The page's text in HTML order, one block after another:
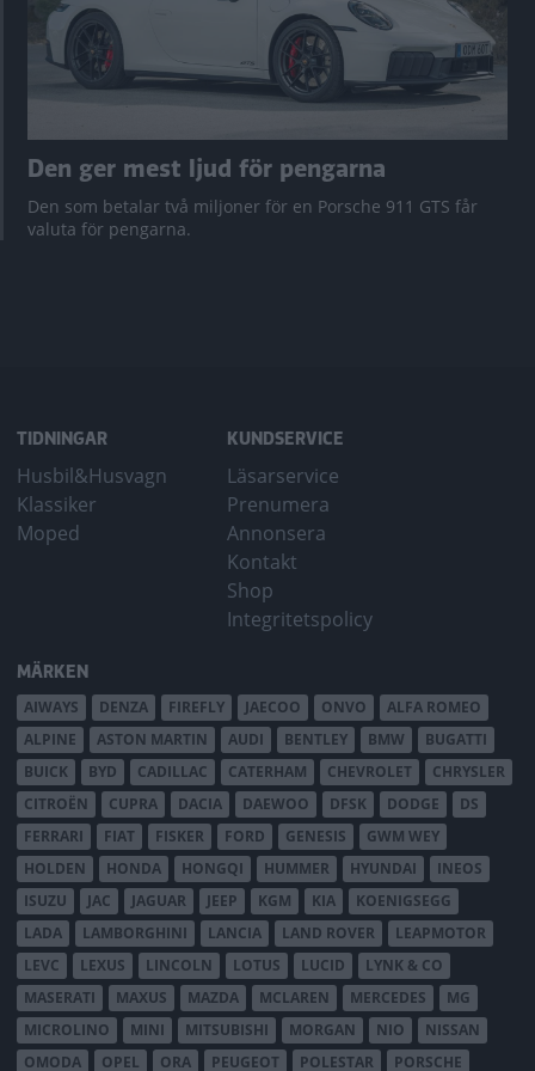
Den ger mest ljud för pengarna
Den som betalar två miljoner för en Porsche 911 GTS får
valuta för pengarna.
TIDNINGAR
Husbil&Husvagn
Klassiker
Moped
KUNDSERVICE
Läsarservice
Prenumera
Annonsera
Kontakt
Shop
Integritetspolicy
MÄRKEN
AIWAYS DENZA FIREFLY JAECOO ONVO
ALFA ROMEO
ALPINE
ASTON MARTIN AUDI BENTLEY BMW
BUGATTI
BUICK
BYD CADILLAC CATERHAM CHEVROLET
CHRYSLER
CITROËN
CUPRA DACIA DAEWOO DFSK DODGE
DS
FERRARI
FIAT FISKER FORD GENESIS
GWM WEY
HOLDEN
HONDA HONGQI HUMMER HYUNDAI
INEOS
ISUZU
JAC JAGUAR JEEP KGM KIA
KOENIGSEGG
LADA
LAMBORGHINI LANCIA LAND ROVER
LEAPMOTOR
LEVC
LEXUS LINCOLN LOTUS LUCID
LYNK & CO
MASERATI
MAXUS MAZDA MCLAREN MERCEDES
MG
MICROLINO
MINI MITSUBISHI MORGAN NIO
NISSAN
OMODA
OPEL ORA PEUGEOT POLESTAR PORSCHE